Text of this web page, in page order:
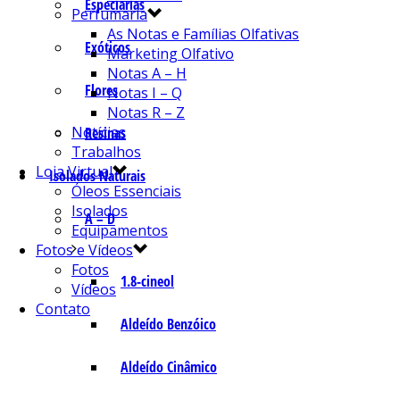
Especiarias
Exóticos
Flores
Resinas
Isolados Naturais
A – D
1.8-cineol
Aldeído Benzóico
Aldeído Cinâmico
Perfumaria
As Notas e Famílias Olfativas
Marketing Olfativo
Notas A – H
Notas I – Q
Notas R – Z
Notícias
Trabalhos
Loja Virtual
Óleos Essenciais
Isolados
Equipamentos
Fotos e Vídeos
Fotos
Vídeos
Contato